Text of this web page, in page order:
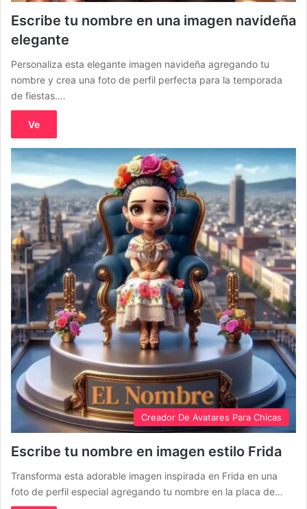
Escribe tu nombre en una imagen navideña
elegante
Personaliza esta elegante imagen navideña agregando tu
nombre y crea una foto de perfil perfecta para la temporada
de fiestas.…
Ve
Creador De Avatares Para Chicas
Escribe tu nombre en imagen estilo Frida
Transforma esta adorable imagen inspirada en Frida en una
foto de perfil especial agregando tu nombre en la placa de…